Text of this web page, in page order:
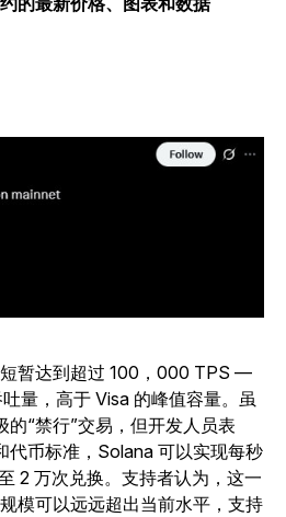
暂达到超过 100，000 TPS —
量，高于 Visa 的峰值容量。虽
“禁行”交易，但开发人员表
代币标准，Solana 可以实现每秒
2 万次兑换。支持者认为，这一
模可以远远超出当前水平，支持